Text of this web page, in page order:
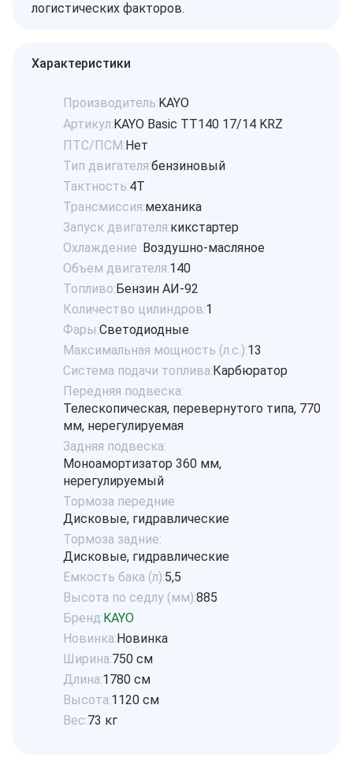
логистических факторов.
Характеристики
Производитель:KAYO
Артикул:KAYO Basic TT140 17/14 KRZ
ПТС/ПСМ:Нет
Тип двигателя:бензиновый
Тактность:4Т
Трансмиссия:механика
Запуск двигателя:кикстартер
Охлаждение :Воздушно-масляное
Объем двигателя:140
Топливо:Бензин АИ-92
Количество цилиндров:1
Фары:Светодиодные
Максимальная мощность (л.с.):13
Система подачи топлива:Карбюратор
Передняя подвеска:
Телескопическая, перевернутого типа, 770
мм, нерегулируемая
Задняя подвеска:
Моноамортизатор 360 мм,
нерегулируемый
Тормоза передние:
Дисковые, гидравлические
Тормоза задние:
Дисковые, гидравлические
Емкость бака (л):5,5
Высота по седлу (мм):885
Бренд:KAYO
Новинка:Новинка
Ширина:750 см
Длина:1780 см
Высота:1120 см
Вес:73 кг